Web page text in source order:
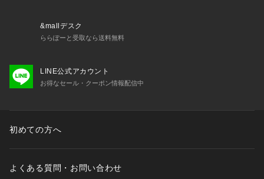
&mallデスク
ららぽーと受取なら送料無料
LINE公式アカウント
お得なセール・クーポン情報配信中
初めての方へ
よくある質問・お問い合わせ